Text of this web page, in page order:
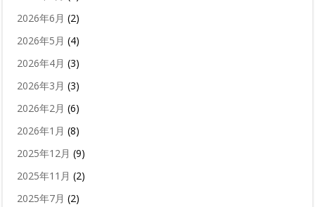
2026年6月 (2)
2026年5月 (4)
2026年4月 (3)
2026年3月 (3)
2026年2月 (6)
2026年1月 (8)
2025年12月 (9)
2025年11月 (2)
2025年7月 (2)